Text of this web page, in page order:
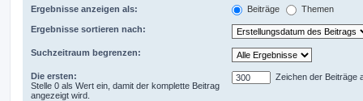
Ergebnisse anzeigen als: Beiträge Themen
Ergebnisse sortieren nach:
Suchzeitraum begrenzen:
Die ersten:
Stelle 0 als Wert ein, damit der komplette Beitrag
angezeigt wird.
Zeichen der Beiträge